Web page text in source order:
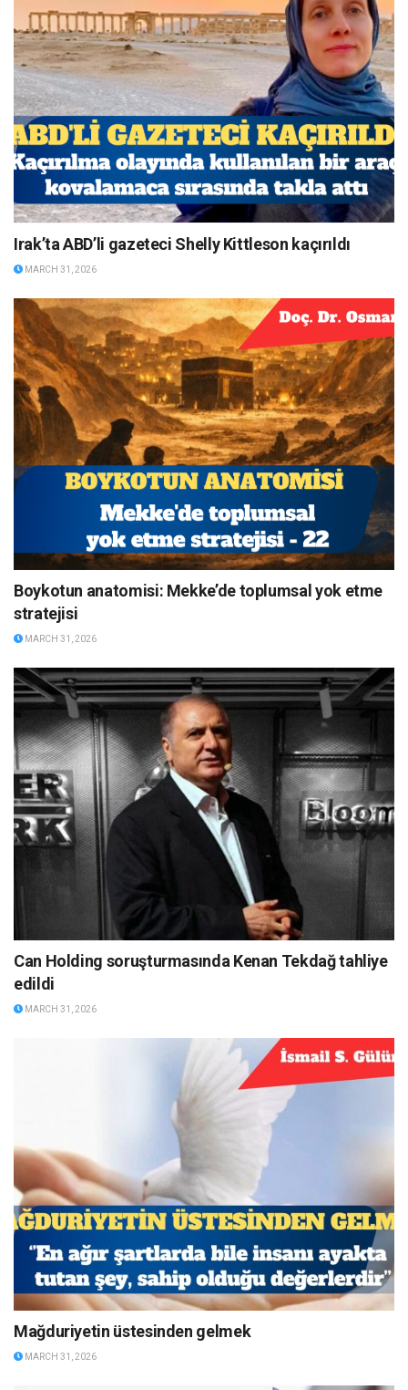
Irak’ta ABD’li gazeteci Shelly Kittleson kaçırıldı
MARCH 31, 2026
Boykotun anatomisi: Mekke’de toplumsal yok etme
stratejisi
MARCH 31, 2026
Can Holding soruşturmasında Kenan Tekdağ tahliye
edildi
MARCH 31, 2026
Mağduriyetin üstesinden gelmek
MARCH 31, 2026